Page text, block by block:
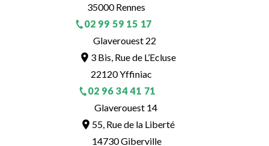
35000 Rennes
02 99 59 15 17
Glaverouest 22
3 Bis, Rue de L’Ecluse
22120 Yffiniac
02 96 34 41 71
Glaverouest 14
55, Rue de la Liberté
14730 Giberville